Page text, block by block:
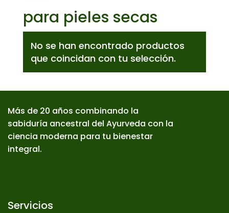
para pieles secas
No se han encontrado productos
que coincidan con tu selección.
Más de 20 años combinando la
sabiduría ancestral del Ayurveda con la
ciencia moderna para tu bienestar
integral.
Servicios